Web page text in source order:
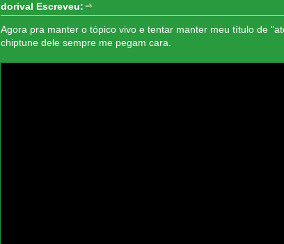
dorival Escreveu:
Agora pra manter o tópico vivo e tentar manter meu título de
chiptune dele sempre me pegam cara.